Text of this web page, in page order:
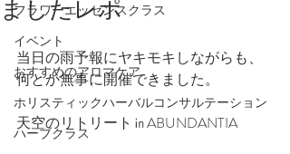
フラワーエッセンスクラス
イベント
おすすめのアロマケア
ホリスティックハーバルコンサルテーション
ハーブクラス
ましたレポ
当日の雨予報にヤキモキしながらも、
何とか無事に開催できました。
天空のリトリート㏌ABUNDANTIA